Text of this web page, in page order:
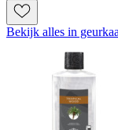
Bekijk alles in